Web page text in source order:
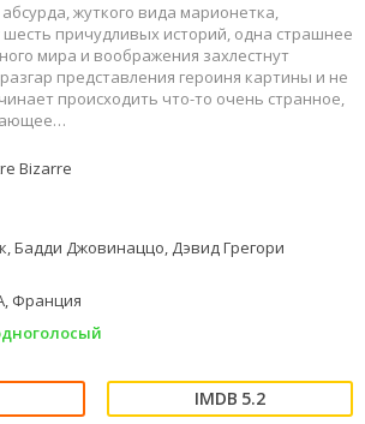
жуткого вида марионетка,
шесть причудливых историй, одна страшнее
мира и воображения захлестнут
представления героиня картины и не
происходить что-то очень странное,
Bizarre
Бадди Джовинаццо, Дэвид Грегори
Франция
5.2